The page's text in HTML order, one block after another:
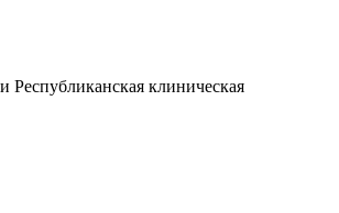
клиническая